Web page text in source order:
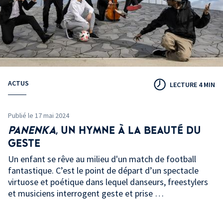
ACTUS LECTURE 4 MIN
Publié le 17 mai 2024
PANENKA, UN HYMNE À LA BEAUTÉ DU
GESTE
Un enfant se rêve au milieu d'un match de football
fantastique. C’est le point de départ d’un spectacle
virtuose et poétique dans lequel danseurs, freestylers
et musiciens interrogent geste et prise …